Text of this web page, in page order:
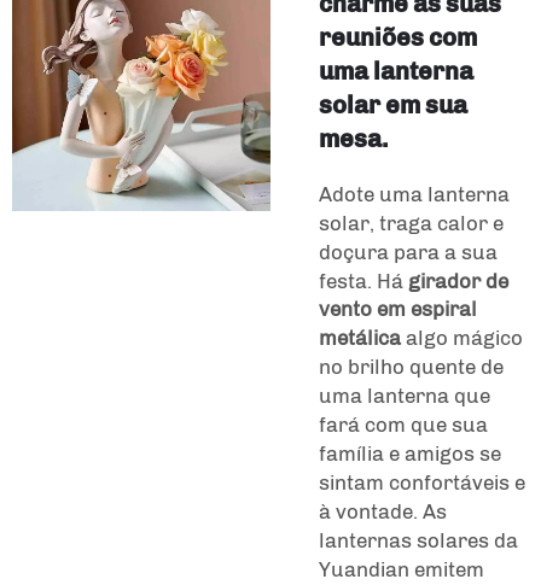
reuniões com
uma lanterna
solar em sua
mesa.
Adote uma lanterna
solar, traga calor e
doçura para a sua
festa. Há girador de
vento em espiral
metálicaalgo mágico
no brilho quente de
uma lanterna que
fará com que sua
família e amigos se
sintam confortáveis e
à vontade. As
lanternas solares da
Yuandian emitem